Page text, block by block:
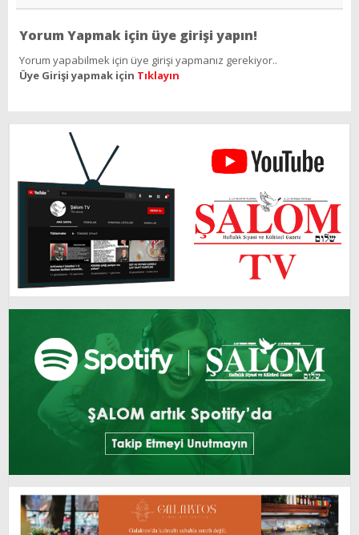
Yorum Yapmak için üye girişi yapın!
Yorum yapabilmek için üye girişi yapmanız gerekiyor..
Üye Girişi yapmak için Tıklayın